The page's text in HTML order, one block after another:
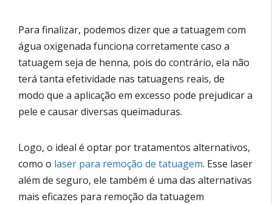
Para finalizar, podemos dizer que a tatuagem com
água oxigenada funciona corretamente caso a
tatuagem seja de henna, pois do contrário, ela não
terá tanta efetividade nas tatuagens reais, de
modo que a aplicação em excesso pode prejudicar a
pele e causar diversas queimaduras.
Logo, o ideal é optar por tratamentos alternativos,
como o laser para remoção de tatuagem. Esse laser
além de seguro, ele também é uma das alternativas
mais eficazes para remoção da tatuagem